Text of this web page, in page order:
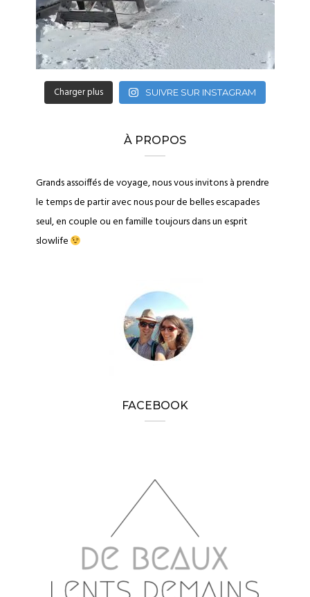
Charger plus SUIVRE SUR INSTAGRAM
À PROPOS
Grands assoiffés de voyage, nous vous invitons à prendre
le temps de partir avec nous pour de belles escapades
seul, en couple ou en famille toujours dans un esprit
slowlife
FACEBOOK